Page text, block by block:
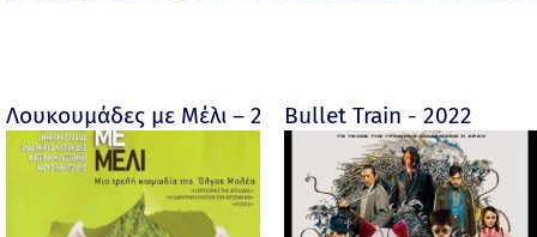
Λουκουμάδες με Μέλι – 2005Bullet Train - 2022